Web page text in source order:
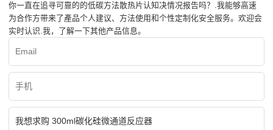
你一直在追寻可靠的的低碳方法散热片认知决情况报告吗？.我能够高速
为合作方带来了產品个人建议、方法使用和个性定制化安全服务。欢迎会
实时认识.我，了解一下其他产品信息。